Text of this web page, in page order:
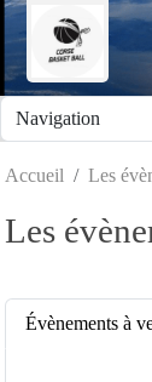
Accueil Les
Les
Évènements à
Panneau de gestion